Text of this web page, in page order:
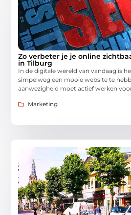
Zo verbeter je je online
in Tilburg
In de digitale wereld van vandaag is
simpelweg een mooie website te
aanwezigheid moet actief werken
Marketing